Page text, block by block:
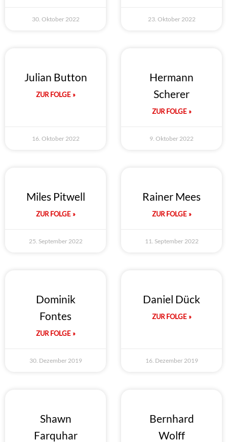
30. Oktober 2022 23. Oktober 2022
Julian Button
ZUR FOLGE »
16. Oktober 2022
Hermann
Scherer
ZUR FOLGE »
9. Oktober 2022
Miles Pitwell
ZUR FOLGE »
25. September 2022
Rainer Mees
ZUR FOLGE »
11. September 2022
Dominik
Fontes
ZUR FOLGE »
30. Dezember 2019
Daniel Dück
ZUR FOLGE »
16. Dezember 2019
Shawn
Farquhar
Bernhard
Wolff